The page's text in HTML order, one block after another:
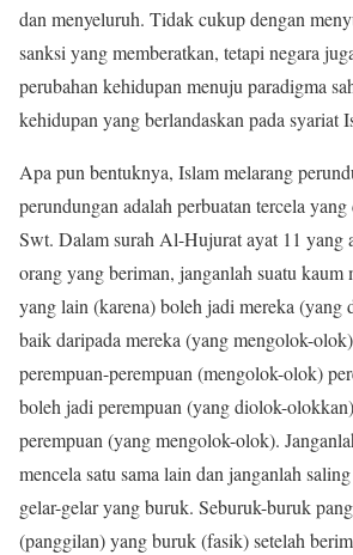
dan menyeluruh. Tidak cukup dengan
sanksi yang memberatkan, tetapi negara
perubahan kehidupan menuju paradigma
kehidupan yang berlandaskan pada syariat
Apa pun bentuknya, Islam melarang
perundungan adalah perbuatan tercela
Swt. Dalam surah Al-Hujurat ayat 11 yang
orang yang beriman, janganlah suatu
yang lain (karena) boleh jadi mereka (yang
baik daripada mereka (yang mengolok-
perempuan-perempuan (mengolok-olok)
boleh jadi perempuan (yang diolok-
perempuan (yang mengolok-olok).
mencela satu sama lain dan janganlah
gelar-gelar yang buruk. Seburuk-buruk
(panggilan) yang buruk (fasik) setelah